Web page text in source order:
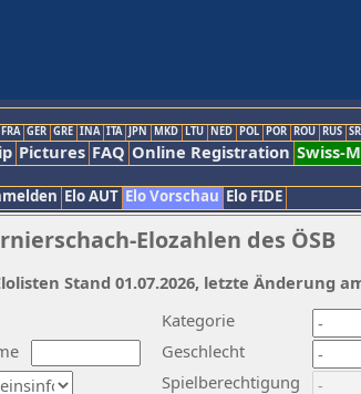
FRA GER GRE INA ITA JPN MKD LTU NED POL POR ROU RUS
Pictures FAQ Online Registration Swiss-
Elo AUT Elo Vorschau Elo FIDE
Elozahlen des ÖSB
Kategorie
Geschlecht
Spielberechtigung
Stand 01.07.2026, letzte Änderung